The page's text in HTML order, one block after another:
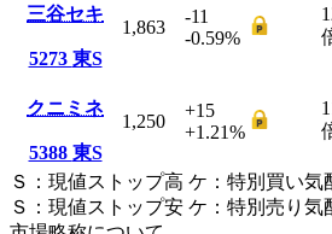
三谷セキ
5273 東S
1,863
-11
-0.59%
クニミネ
5388 東S
1,250
+15
+1.21%
Ｓ ： 現値ストップ高 ケ ： 特別買い気
Ｓ ： 現値ストップ安 ケ ： 特別売 り 気